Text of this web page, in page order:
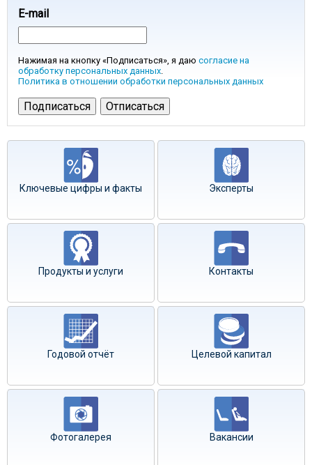
E-mail
Нажимая на кнопку «Подписаться», я даю согласие на
обработку персональных данных.
Политика в отношении обработки персональных данных
Ключевые цифры и факты Эксперты
Продукты и услуги Контакты
Годовой отчёт Целевой капитал
Фотогалерея Вакансии